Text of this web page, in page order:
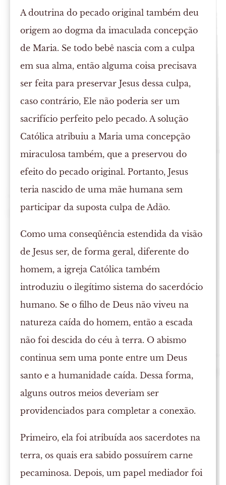
A doutrina do pecado original também deu
origem ao dogma da imaculada concepção
de Maria. Se todo bebê nascia com a culpa
em sua alma, então alguma coisa precisava
ser feita para preservar Jesus dessa culpa,
caso contrário, Ele não poderia ser um
sacrifício perfeito pelo pecado. A solução
Católica atribuiu a Maria uma concepção
miraculosa também, que a preservou do
efeito do pecado original. Portanto, Jesus
teria nascido de uma mãe humana sem
participar da suposta culpa de Adão.
Como uma conseqüência estendida da visão
de Jesus ser, de forma geral, diferente do
homem, a igreja Católica também
introduziu o ilegítimo sistema do sacerdócio
humano. Se o filho de Deus não viveu na
natureza caída do homem, então a escada
não foi descida do céu à terra. O abismo
continua sem uma ponte entre um Deus
santo e a humanidade caída. Dessa forma,
alguns outros meios deveriam ser
providenciados para completar a conexão.
Primeiro, ela foi atribuída aos sacerdotes na
terra, os quais era sabido possuírem carne
pecaminosa. Depois, um papel mediador foi